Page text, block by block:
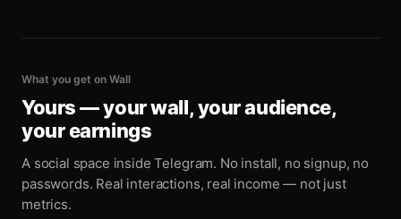
What you get on Wall
Yours — your wall, your audience,
your earnings
A social space inside Telegram. No install, no signup, no
passwords. Real interactions, real income — not just
metrics.